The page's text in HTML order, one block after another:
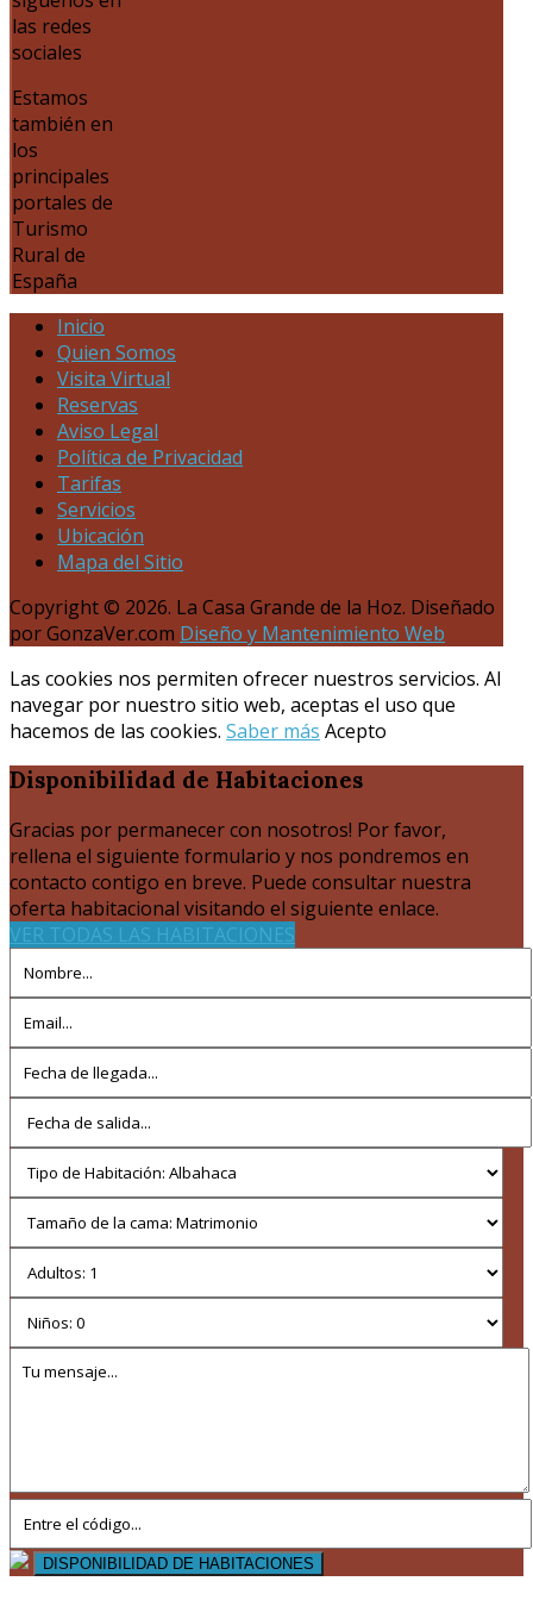
las redes
sociales
Estamos
también en
los
principales
portales de
Turismo
Rural de
España
Inicio
Quien Somos
Visita Virtual
Reservas
Aviso Legal
Política de Privacidad
Tarifas
Servicios
Ubicación
Mapa del Sitio
Copyright © 2026. La Casa Grande de la Hoz. Diseñado
por GonzaVer.com Diseño y Mantenimiento Web
Las cookies nos permiten ofrecer nuestros servicios. Al
navegar por nuestro sitio web, aceptas el uso que
hacemos de las cookies. Saber más Acepto
Disponibilidad de Habitaciones
Gracias por permanecer con nosotros! Por favor,
rellena el siguiente formulario y nos pondremos en
contacto contigo en breve. Puede consultar nuestra
oferta habitacional visitando el siguiente enlace.
VER TODAS LAS HABITACIONES
DISPONIBILIDAD DE HABITACIONES